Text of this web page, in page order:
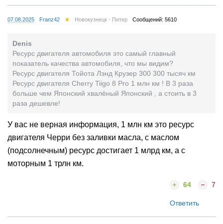
07.08.2025 Franz42 Новокузнецк - Питер Сообщений: 5610
Denis
Ресурс двигателя автомобиля это самый главный
показатель качества автомобиля, что мы видим?
Ресурс двигателя Тойота Лэнд Крузер 300 300 тысяч км
Ресурс двигателя Cherry Tiigo 8 Pro 1 млн км ! В 3 раза
больше чем Японский хвалёный Японский , а стоить в 3
раза дешевле!
У вас не верная информация, 1 млн км это ресурс
двигателя Черри без заливки масла, с маслом
(подсолнечным) ресурс достигает 1 млрд км, а с
моторным 1 трлн км.
64 7
Ответить